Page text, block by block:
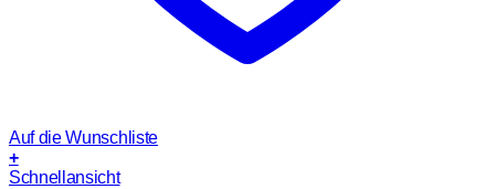
Auf die Wunschliste
+
Schnellansicht